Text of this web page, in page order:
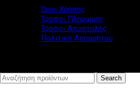
Όροι Χρήσης
Τρόποι Πληρωμής
Τρόποι Αποστολής
Πολιτική Απορρήτου
Search